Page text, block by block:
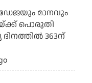
മാനവും
പൊരുതി
363ന്